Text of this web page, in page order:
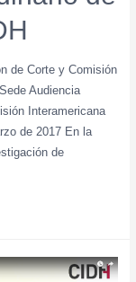
de Corte y Comisión
Audiencia
Interamericana
de 2017 En la
de